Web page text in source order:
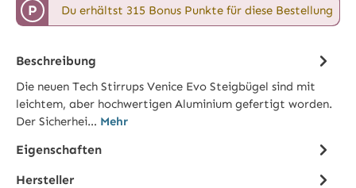
P Du erhältst 315 Bonus Punkte für diese Bestellung
Beschreibung
Die neuen Tech Stirrups Venice Evo Steigbügel sind mit
leichtem, aber hochwertigen Aluminium gefertigt worden.
Der Sicherhei… Mehr
Eigenschaften
Hersteller